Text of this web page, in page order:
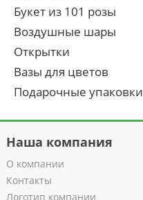
Букет из 101 розы
Воздушные шары
Открытки
Вазы для цветов
Подарочные упаковки
Наша компания
О компании
Контакты
Логотип компании